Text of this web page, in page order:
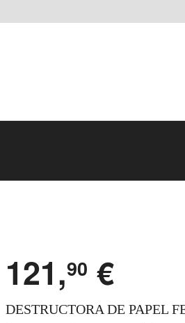
121,90 €
DESTRUCTORA DE PAPEL